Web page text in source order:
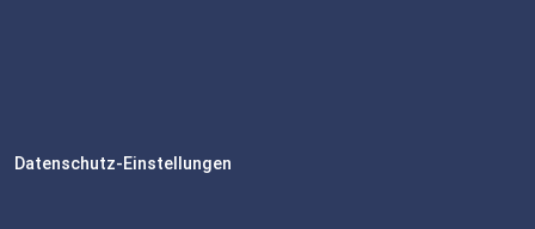
Datenschutz-Einstellungen